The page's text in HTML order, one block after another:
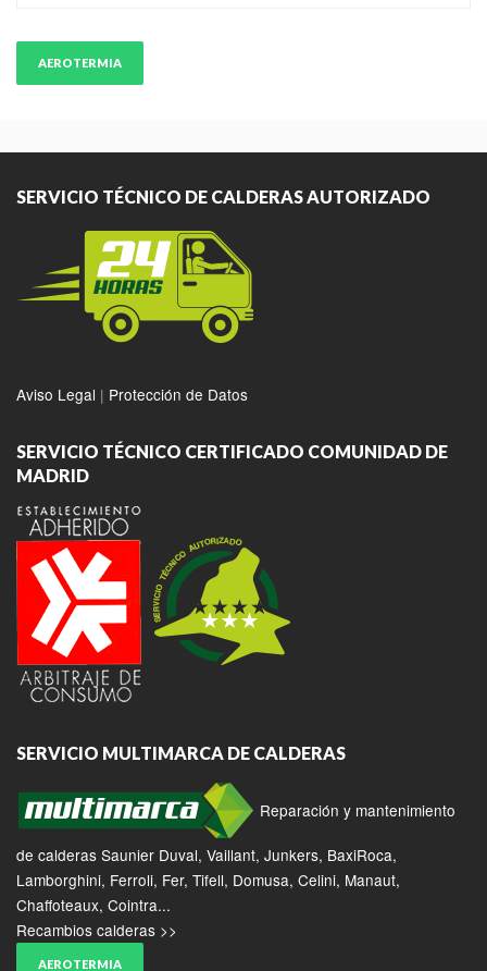
AEROTERMIA
SERVICIO TÉCNICO DE CALDERAS AUTORIZADO
Aviso Legal | Protección de Datos
SERVICIO TÉCNICO CERTIFICADO COMUNIDAD DE
MADRID
SERVICIO MULTIMARCA DE CALDERAS
Reparación y mantenimiento
de calderas Saunier Duval, Vaillant, Junkers, BaxiRoca,
Lamborghini, Ferroli, Fer, Tifell, Domusa, Celini, Manaut,
Chaffoteaux, Cointra...
Recambios calderas >>
AEROTERMIA